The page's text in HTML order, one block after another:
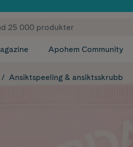
✓ Fri frakt
Apohem Community
Ansiktspeeling & ansiktsskrubb